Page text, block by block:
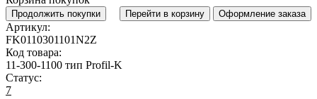
Продолжить покупки Перейти в корзину Оформление заказа
Артикул:
FK0110301101N2Z
Код товара:
11-300-1100 тип Profil-K
Статус:
7